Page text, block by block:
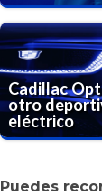
Cadillac
otro
eléctrico
Puedes